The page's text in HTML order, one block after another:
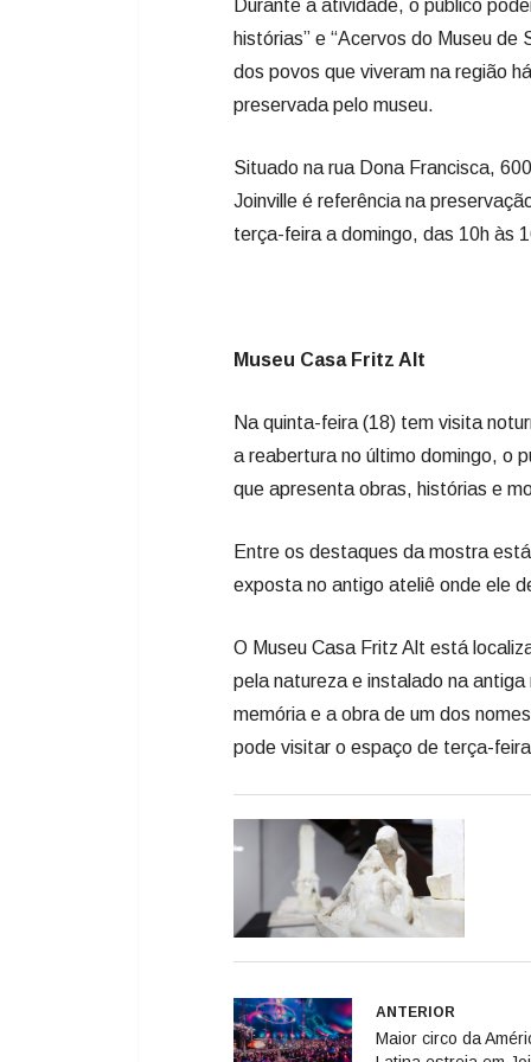
Durante a atividade, o público
histórias” e “Acervos do Museu
dos povos que viveram na região
preservada pelo museu.
Situado na rua Dona Francisca,
Joinville é referência na
terça-feira a domingo, das 10h às
Museu Casa Fritz Alt
Na quinta-feira (18) tem visita
a reabertura no último domingo, o
que apresenta obras, histórias e
Entre os destaques da mostra
exposta no antigo ateliê onde ele
O Museu Casa Fritz Alt está
pela natureza e instalado na
memória e a obra de um dos
pode visitar o espaço de terça-
ANTERIOR
Maior circo da